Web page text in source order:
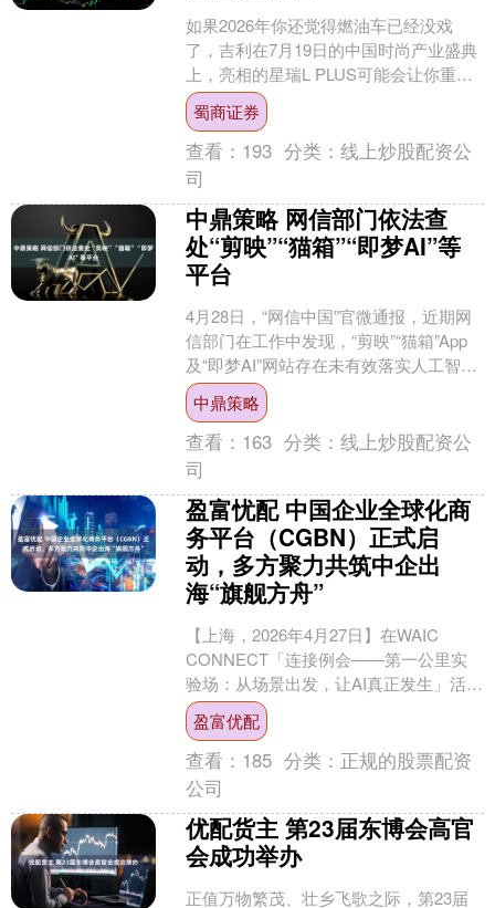
如果2026年你还觉得燃油车已经没戏
了，吉利在7月19日的中国时尚产业盛典
上，亮相的星瑞L PLUS可能会让你重新
想想。 一台全新中型轿车，提供1.5T、
2.0....
蜀商证券
查看： 193 分类：线上炒股配资公
司
中鼎策略 网信部门依法查
处“剪映”“猫箱”“即梦AI”等
平台
4月28日，“网信中国”官微通报，近期网
信部门在工作中发现，“剪映”“猫箱”App
及“即梦AI”网站存在未有效落实人工智能
生成合成内容标识规定要求等问题，违
反《....
中鼎策略
查看： 163 分类：线上炒股配资公
司
盈富忧配 中国企业全球化商
务平台（CGBN）正式启
动，多方聚力共筑中企出
海“旗舰方舟”
【上海，2026年4月27日】在WAIC
CONNECT「连接例会——第一公里实
验场：从场景出发，让AI真正发生」活动
现场，中国企业全球化商务平台（简称
CGBN....
盈富优配
查看： 185 分类： 正规的股票配资
公司
优配货主 第23届东博会高官
会成功举办
正值万物繁茂、壮乡飞歌之际，第23届